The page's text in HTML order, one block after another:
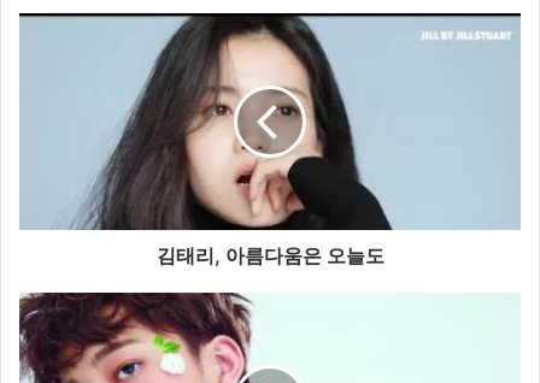
은
도
김태리, 아름다움은 오늘도
유
선
호